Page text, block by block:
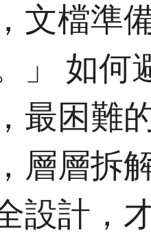
文檔準
」 如何
最困難
層層拆
設計，